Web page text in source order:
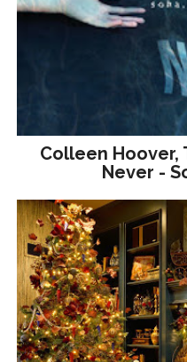
Colleen Hoover,
Never -